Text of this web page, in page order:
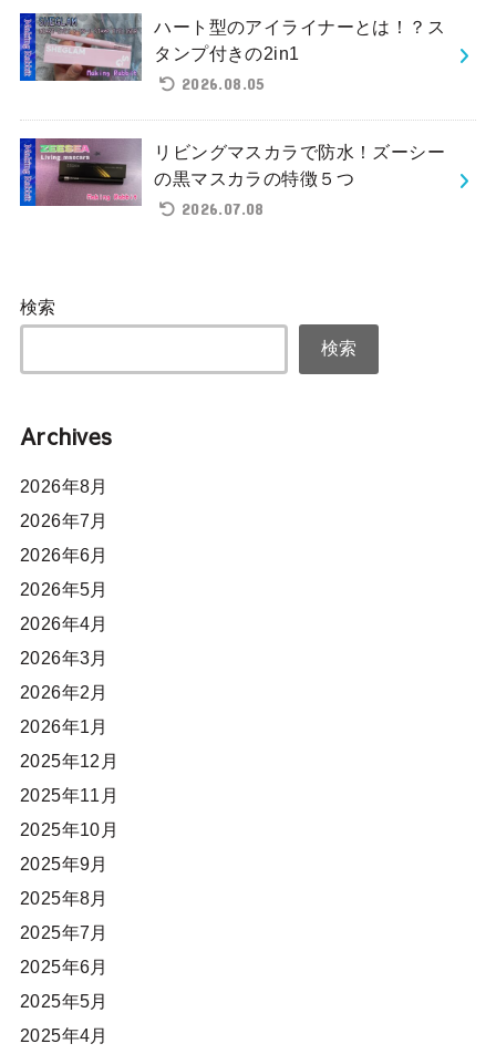
ハート型のアイライナーとは！？ス
タンプ付きの2in1
2026.08.05
リビングマスカラで防水！ズーシー
の黒マスカラの特徴５つ
2026.07.08
検索
検索
Archives
2026年8月
2026年7月
2026年6月
2026年5月
2026年4月
2026年3月
2026年2月
2026年1月
2025年12月
2025年11月
2025年10月
2025年9月
2025年8月
2025年7月
2025年6月
2025年5月
2025年4月